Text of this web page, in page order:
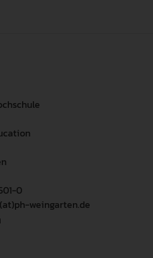
0
weingarten.de